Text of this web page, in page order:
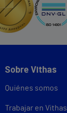
Sobre Vithas
Quiénes somos
Trabajar en Vithas